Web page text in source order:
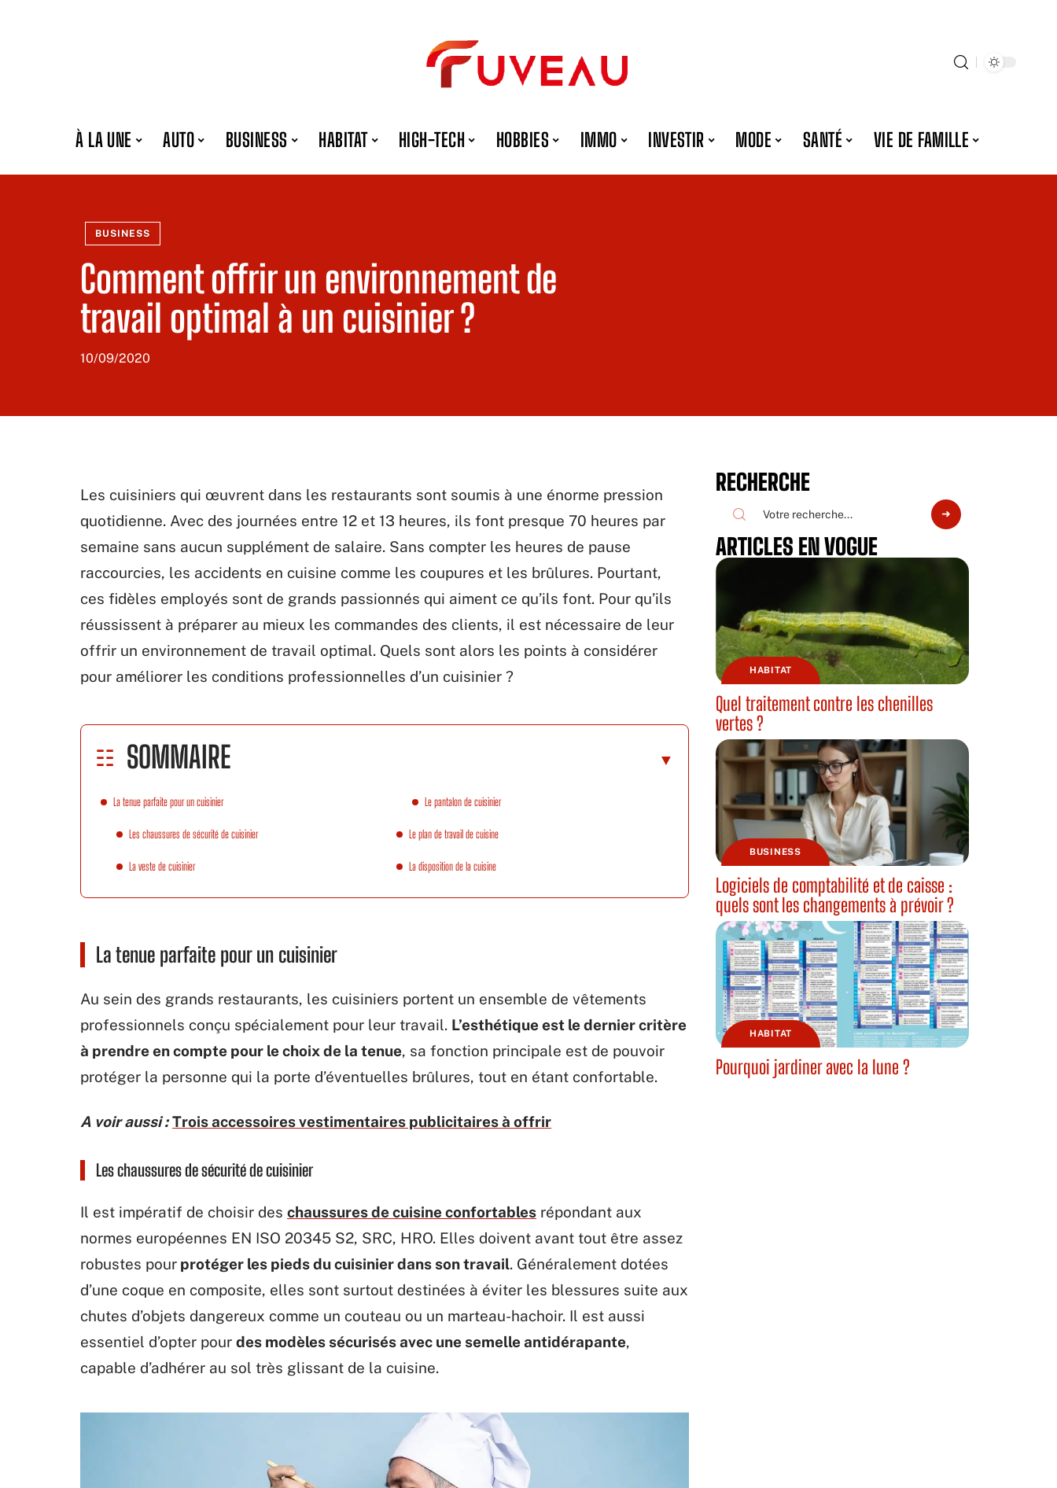
À LA UNE AUTO BUSINESS HABITAT HIGH-TECH HOBBIES IMMO INVESTIR MODE SANTÉ VIE DE FAMILLE
BUSINESS
Comment offrir un environnement de
travail optimal à un cuisinier ?
10/09/2020
Les cuisiniers qui œuvrent dans les restaurants sont soumis à une énorme pression
quotidienne. Avec des journées entre 12 et 13 heures, ils font presque 70 heures par
semaine sans aucun supplément de salaire. Sans compter les heures de pause
raccourcies, les accidents en cuisine comme les coupures et les brûlures. Pourtant,
ces fidèles employés sont de grands passionnés qui aiment ce qu’ils font. Pour qu’ils
réussissent à préparer au mieux les commandes des clients, il est nécessaire de leur
offrir un environnement de travail optimal. Quels sont alors les points à considérer
pour améliorer les conditions professionnelles d’un cuisinier ?
SOMMAIRE
La tenue parfaite pour un cuisinier
Les chaussures de sécurité de cuisinier
La veste de cuisinier
Le pantalon de cuisinier
Le plan de travail de cuisine
La disposition de la cuisine
La tenue parfaite pour un cuisinier
Au sein des grands restaurants, les cuisiniers portent un ensemble de vêtements
professionnels conçu spécialement pour leur travail. L’esthétique est le dernier critère
à prendre en compte pour le choix de la tenue, sa fonction principale est de pouvoir
protéger la personne qui la porte d’éventuelles brûlures, tout en étant confortable.
A voir aussi : Trois accessoires vestimentaires publicitaires à offrir
Les chaussures de sécurité de cuisinier
Il est impératif de choisir des chaussures de cuisine confortables répondant aux
normes européennes EN ISO 20345 S2, SRC, HRO. Elles doivent avant tout être assez
robustes pour protéger les pieds du cuisinier dans son travail. Généralement dotées
d’une coque en composite, elles sont surtout destinées à éviter les blessures suite aux
chutes d’objets dangereux comme un couteau ou un marteau-hachoir. Il est aussi
essentiel d’opter pour des modèles sécurisés avec une semelle antidérapante,
capable d’adhérer au sol très glissant de la cuisine.
RECHERCHE
ARTICLES EN VOGUE
HABITAT
Quel traitement contre les chenilles
vertes ?
BUSINESS
Logiciels de comptabilité et de caisse :
quels sont les changements à prévoir ?
HABITAT
Pourquoi jardiner avec la lune ?